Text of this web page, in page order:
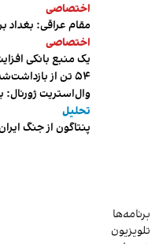
اختصاصی
مقام عراقی: بغداد
اختصاصی
یک منبع بانکی
۵۴ تن از بازداشت‌شدگان اعتراضات دی‌ماه در بند امنیتی زندان اردبیل به سر می‌برند
وال‌استریت
تحلیل
پنتاگون از جنگ
برنامه‌ها
تلویزیون